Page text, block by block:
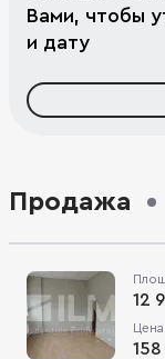
Вами, чтобы
и дату
Продажа
12
Цена